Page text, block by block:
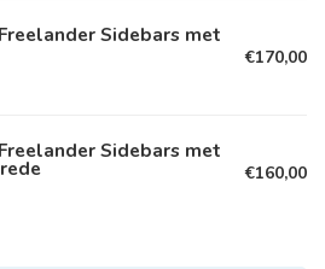
Sidebars met
€170,00
Sidebars met
€160,00